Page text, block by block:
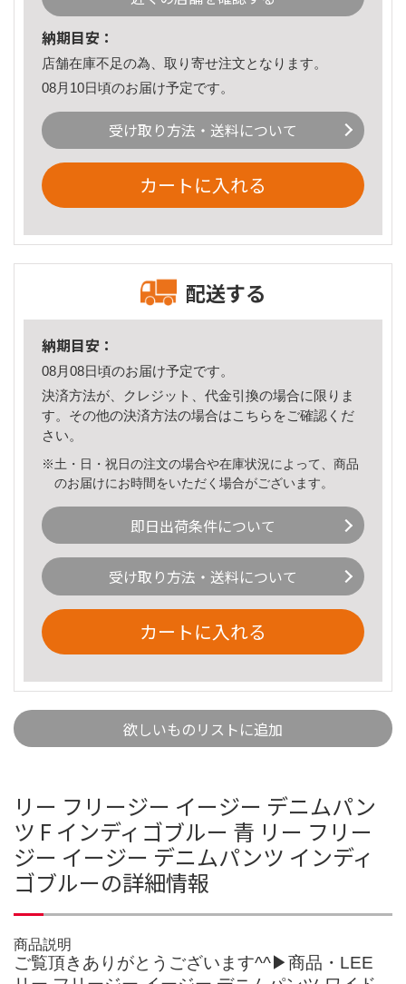
納期目安：
店舗在庫不足の為、取り寄せ注文となります。
08月10日頃のお届け予定です。
受け取り方法・送料について
カートに入れる
配送する
納期目安：
08月08日頃のお届け予定です。
決済方法が、クレジット、代金引換の場合に限りま
す。その他の決済方法の場合はこちら をご確認くだ
さい。
※土・日・祝日の注文の場合や在庫状況によって、商品
のお届けにお時間をいただく場合がございます。
即日出荷条件について
受け取り方法・送料について
カートに入れる
欲しいものリストに追加
リー フリージー イージー デニムパン
ツ F インディゴブルー 青 リー フリー
ジー イージー デニムパンツ インディ
ゴブルーの詳細情報
商品説明
ご覧頂きありがとうございます^^▶商品・LEE